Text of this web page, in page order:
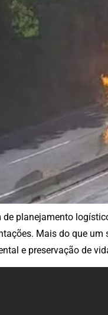
planejamento
Mais do que
e preservação de